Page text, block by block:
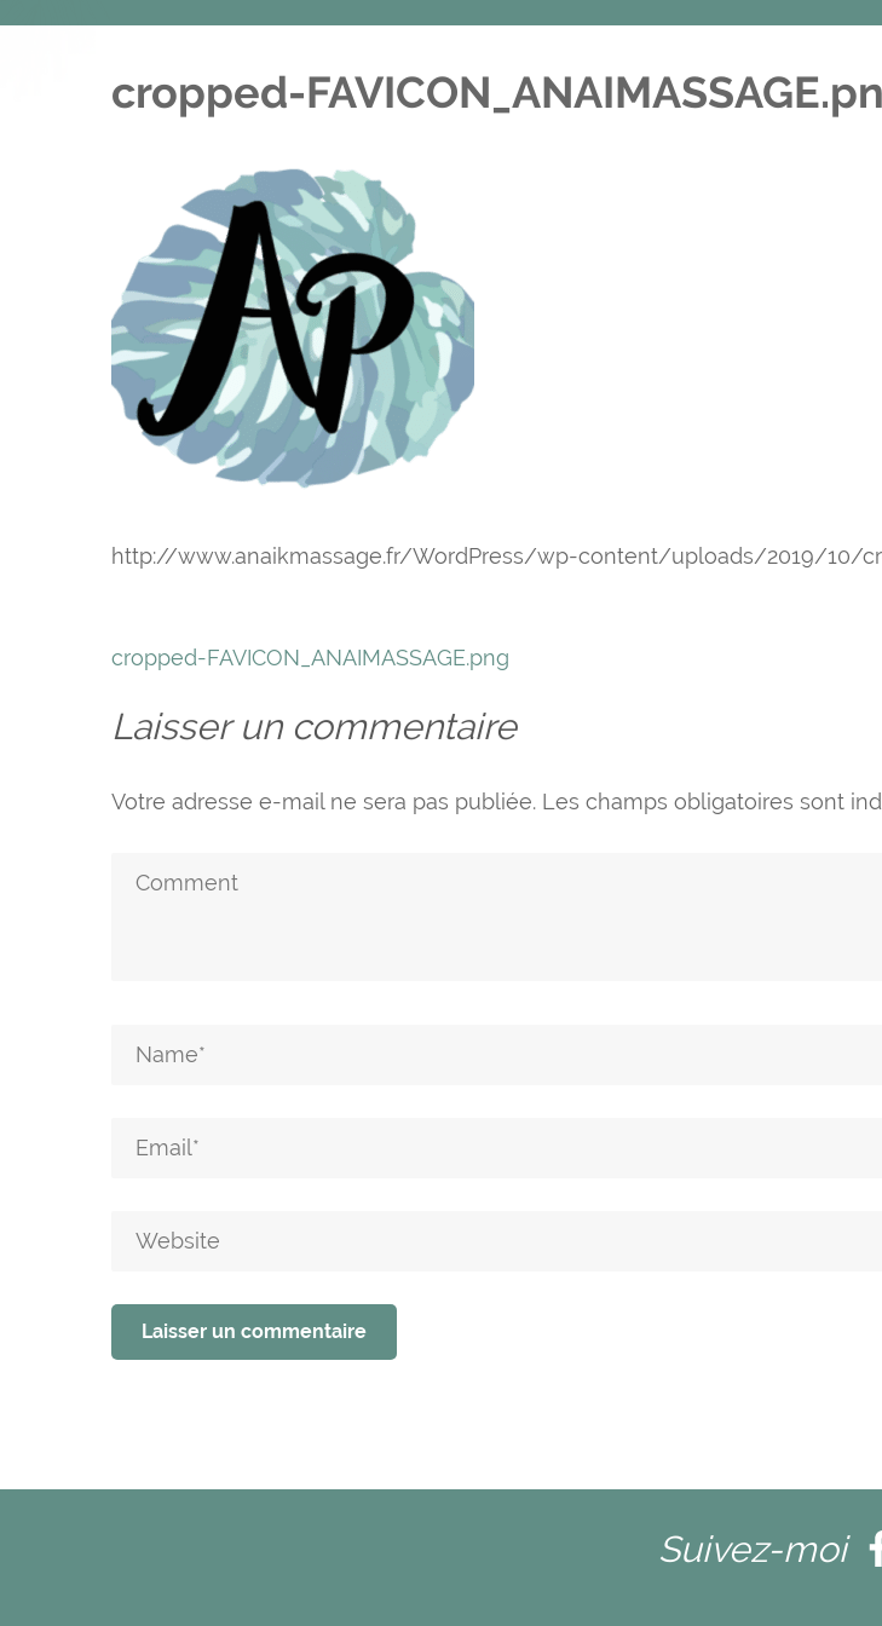
cropped-
http://www.anaikmassage.fr/WordPress/wp-content/uploads/2019/10/
Navigation
l’article
cropped-FAVICON_ANAIMASSAGE.png
Laisser un commentaire
Votre adresse e-mail ne sera pas publiée. Les champs obligatoires sont
Suivez-moi